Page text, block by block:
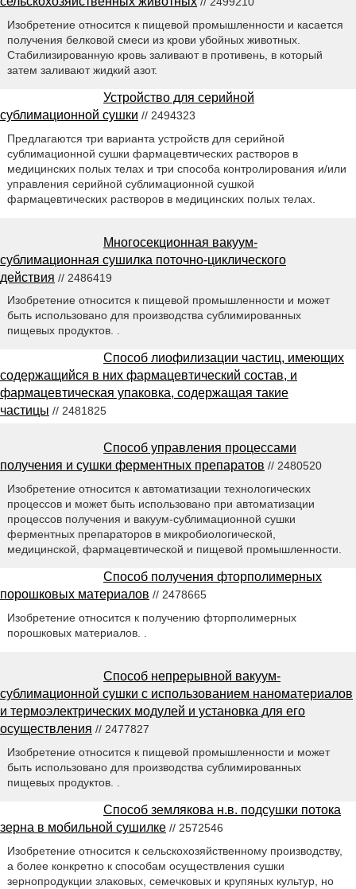
Изобретение относится к пищевой промышленности и касается
получения белковой смеси из крови убойных животных.
Стабилизированную кровь заливают в противень, в который
затем заливают жидкий азот.
Устройство для серийной
сублимационной сушки // 2494323
Предлагаются три варианта устройств для серийной
сублимационной сушки фармацевтических растворов в
медицинских полых телах и три способа контролирования и/или
управления серийной сублимационной сушкой
фармацевтических растворов в медицинских полых телах.
Многосекционная вакуум-
сублимационная сушилка поточно-циклического
действия // 2486419
Изобретение относится к пищевой промышленности и может
быть использовано для производства сублимированных
пищевых продуктов. .
Способ лиофилизации частиц, имеющих
содержащийся в них фармацевтический состав, и
фармацевтическая упаковка, содержащая такие
частицы // 2481825
Способ управления процессами
получения и сушки ферментных препаратов // 2480520
Изобретение относится к автоматизации технологических
процессов и может быть использовано при автоматизации
процессов получения и вакуум-сублимационной сушки
ферментных препараторов в микробиологической,
медицинской, фармацевтической и пищевой промышленности.
Способ получения фторполимерных
порошковых материалов // 2478665
Изобретение относится к получению фторполимерных
порошковых материалов. .
Способ непрерывной вакуум-
сублимационной сушки с использованием наноматериалов
и термоэлектрических модулей и установка для его
осуществления // 2477827
Изобретение относится к пищевой промышленности и может
быть использовано для производства сублимированных
пищевых продуктов. .
Способ землякова н.в. подсушки потока
зерна в мобильной сушилке // 2572546
Изобретение относится к сельскохозяйственному производству,
а более конкретно к способам осуществления сушки
зернопродукции злаковых, семечковых и крупяных культур, но